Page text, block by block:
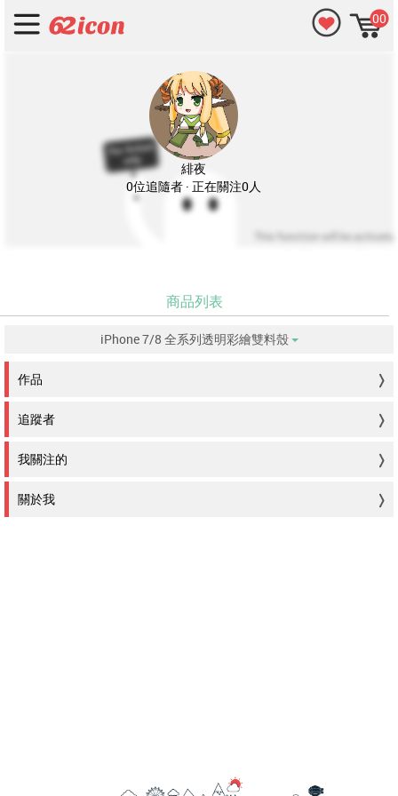
00
緋夜
0位追隨者 · 正在關注0人
商品列表
iPhone 7/8 全系列透明彩繪雙料殼
作品
追蹤者
我關注的
關於我